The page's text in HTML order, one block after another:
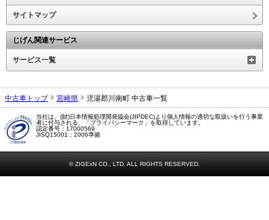
サイトマップ
じげん関連サービス
サービス一覧
中古車トップ 宮崎県 児湯郡川南町 中古車一覧
当社は、(財)日本情報処理開発協会(JIPDEC)より個人情報の適切な取扱いを行う事業
者に付与される、「プライバシーマーク」を取得しています。
認定番号：17000569
JISQ15001：2006準拠
© ZIGExN CO., LTD. ALL RIGHTS RESERVED.